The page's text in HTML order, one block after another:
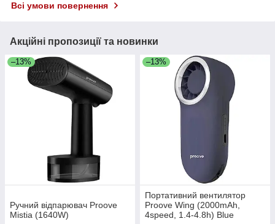
Всі умови повернення
Акційні пропозиції та новинки
–13%
Ручний відпарювач Proove
Mistia (1640W)
–13%
Портативний вентилятор
Proove Wing (2000mAh,
4speed, 1.4-4.8h) Blue